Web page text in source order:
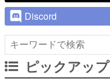
Discord
ピックアップ